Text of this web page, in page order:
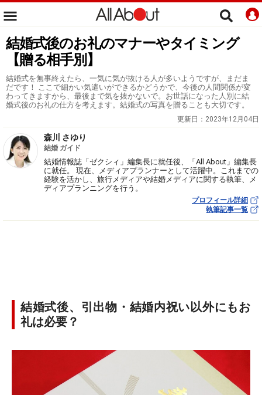
結婚式後のお礼のマナーやタイミング
【贈る相手別】
結婚式を無事終えたら、一気に気が抜ける人が多いようですが、まだま
だです！ ここで細かい気遣いができるかどうかで、今後の人間関係が変
わってきますから、最後まで気を抜かないで。お世話になった人別に結
婚式後のお礼の仕方を考えます。結婚式の写真を贈ることも大切です。
更新日： 2023年12月04日
森川 さゆり
結婚 ガイド
結婚情報誌「ゼクシィ」編集長に就任後、「All About」編集長
に就任。 現在、メディアプランナーとして活躍中。これまでの
経験を活かし、旅行メディアや結婚メディアに関する執筆、メ
ディアプランニングを行う。
プロフィール詳細
執筆記事一覧
結婚式後、引出物・結婚内祝い以外にもお
礼は必要？